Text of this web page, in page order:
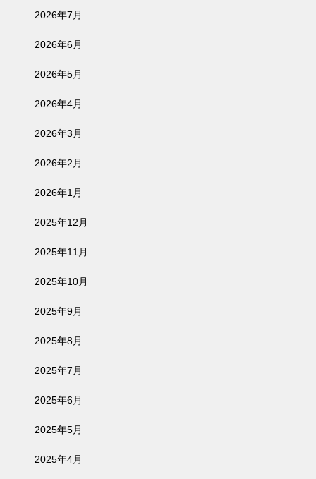
2026年7月
2026年6月
2026年5月
2026年4月
2026年3月
2026年2月
2026年1月
2025年12月
2025年11月
2025年10月
2025年9月
2025年8月
2025年7月
2025年6月
2025年5月
2025年4月